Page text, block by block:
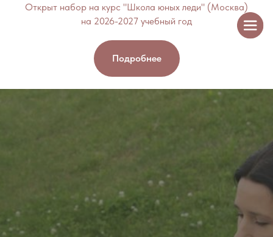
Открыт набор на курс "Школа юных леди" (Москва)
на 2026-2027 учебный год
Подробнее